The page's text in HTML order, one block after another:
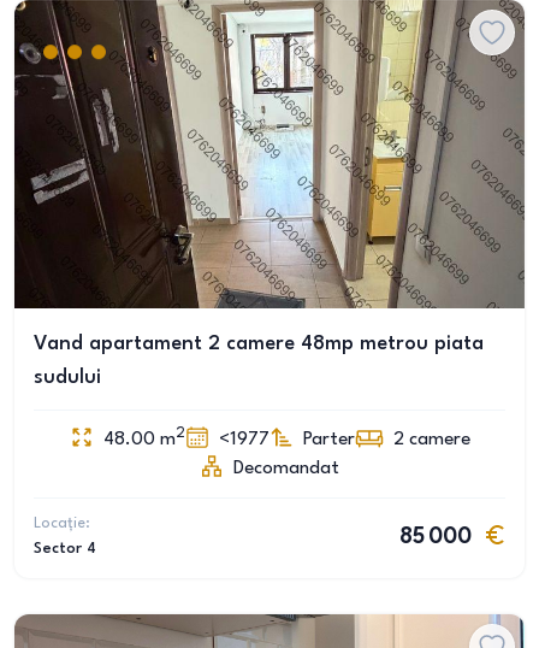
Vand apartament 2 camere 48mp metrou piata
sudului
48.00 m2 <1977 Parter 2 camere
Decomandat
Locație:
Sector 4
85 000